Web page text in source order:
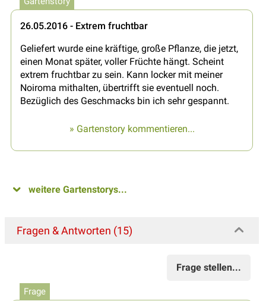
26.05.2016 - Extrem fruchtbar
Geliefert wurde eine kräftige, große Pflanze, die jetzt,
einen Monat später, voller Früchte hängt. Scheint
extrem fruchtbar zu sein. Kann locker mit meiner
Noiroma mithalten, übertrifft sie eventuell noch.
Bezüglich des Geschmacks bin ich sehr gespannt.
» Gartenstory kommentieren...
weitere Gartenstorys...
Fragen & Antworten (15)
Frage stellen...
Frage